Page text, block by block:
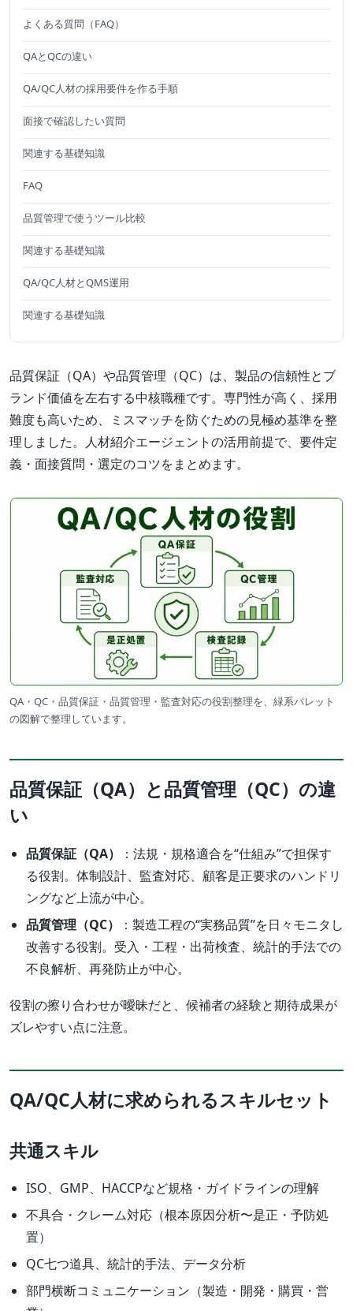
よくある質問（FAQ）
QAとQCの違い
QA/QC人材の採用要件を作る手順
面接で確認したい質問
関連する基礎知識
FAQ
品質管理で使うツール比較
関連する基礎知識
QA/QC人材とQMS運用
関連する基礎知識
品質保証（QA）や品質管理（QC）は、製品の信頼性とブ
ランド価値を左右する中核職種です。専門性が高く、採用
難度も高いため、ミスマッチを防ぐための見極め基準を整
理しました。人材紹介エージェントの活用前提で、要件定
義・面接質問・選定のコツをまとめます。
QA・QC・品質保証・品質管理・監査対応の役割整理を、緑系パレット
の図解で整理しています。
品質保証（QA）と品質管理（QC）の違
い
品質保証（QA）
：法規・規格適合を“仕組み”で担保す
る役割。体制設計、監査対応、顧客是正要求のハンドリ
ングなど上流が中心。
品質管理（QC）
：製造工程の“実務品質”を日々モニタし
改善する役割。受入・工程・出荷検査、統計的手法での
不良解析、再発防止が中心。
役割の擦り合わせが曖昧だと、候補者の経験と期待成果が
ズレやすい点に注意。
QA/QC人材に求められるスキルセット
共通スキル
ISO、GMP、HACCPなど規格・ガイドラインの理解
不具合・クレーム対応（根本原因分析〜是正・予防処
置）
QC七つ道具、統計的手法、データ分析
部門横断コミュニケーション（製造・開発・購買・営